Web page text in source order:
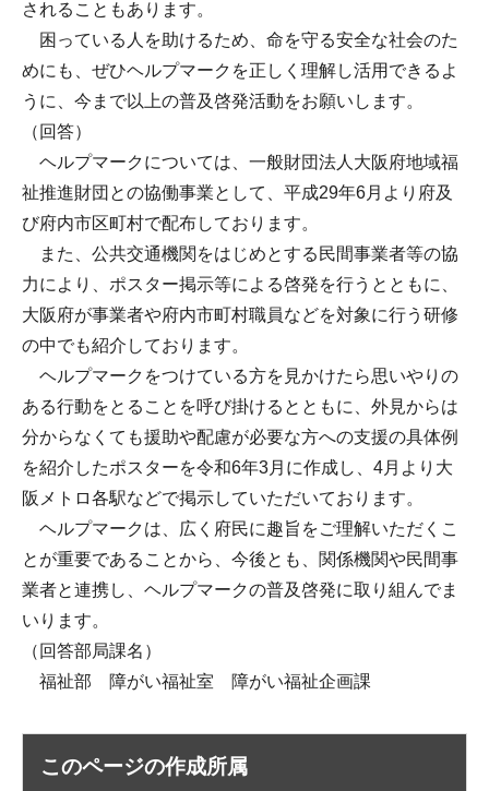
されることもあります。
困っている人を助けるため、命を守る安全な社会のた
めにも、ぜひヘルプマークを正しく理解し活用できるよ
うに、今まで以上の普及啓発活動をお願いします。
（回答）
ヘルプマークについては、一般財団法人大阪府地域福
祉推進財団との協働事業として、平成29年6月より府及
び府内市区町村で配布しております。
また、公共交通機関をはじめとする民間事業者等の協
力により、ポスター掲示等による啓発を行うとともに、
大阪府が事業者や府内市町村職員などを対象に行う研修
の中でも紹介しております。
ヘルプマークをつけている方を見かけたら思いやりの
ある行動をとることを呼び掛けるとともに、外見からは
分からなくても援助や配慮が必要な方への支援の具体例
を紹介したポスターを令和6年3月に作成し、4月より大
阪メトロ各駅などで掲示していただいております。
ヘルプマークは、広く府民に趣旨をご理解いただくこ
とが重要であることから、今後とも、関係機関や民間事
業者と連携し、ヘルプマークの普及啓発に取り組んでま
いります。
（回答部局課名）
福祉部 障がい福祉室 障がい福祉企画課
このページの作成所属